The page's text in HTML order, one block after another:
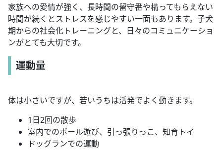
家族への愛情が強く、長時間の留守番や構ってもらえない
時間が続くとストレスを感じやすい一面もあります。子犬
期からの社会化トレーニングと、日々のコミュニケーショ
ンがとても大切です。
運動量
体は小さいですが、若いうちは活発でよく動きます。
1日2回の散歩
室内でのボール遊び、引っ張りっこ、知育トイ
ドッグランでの運動